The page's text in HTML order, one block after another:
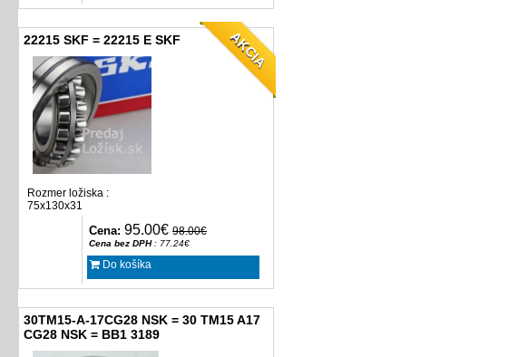
22215 SKF = 22215 E SKF
Rozmer ložiska :
75x130x31
Cena: 95.00€ 98.00€
Cena bez DPH: 77.24€
Do košíka
AKCIA
30TM15-A-17CG28 NSK = 30 TM15 A17
CG28 NSK = BB1 3189